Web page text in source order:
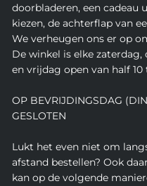
doorbladeren, een cadeau
kiezen, de achterflap van
We verheugen ons er op
De winkel is elke
en vrijdag open van half 10
OP BEVRIJDINGSDAG
GESLOTEN
Lukt het even niet om
afstand bestellen? Ook
kan op de volgende